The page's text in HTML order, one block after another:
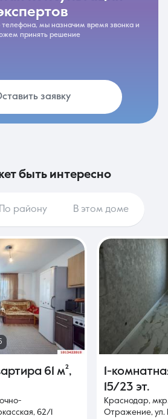
мы назначим время звонка и
принять решение
заявку
быть интересно
По району В этом доме
61 м²,
62/1
1-
15/23 эт.
Краснодар,
Отражение, ул.